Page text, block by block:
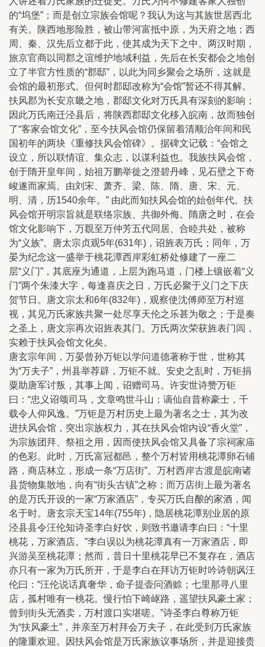
的“坞堡”；而是创立宗族会馆呢？我认为这与其族世居西北
有关。陕西地形险胜，被山带河富抵中原，为天府之地；西
周、秦、汉先后立都于此，使其成为天下之中。两汉时期，
旅京官商以同郡之谊维护地域利益，先后在长安都会之地创
立了半官方性质的“郡邸”，以此为同乡聚会之场所，这就是
会馆的最初形式。但何时郡邸改称为“会馆”暂还不得其解。
扶风郡为长安京畿之地，郡邸文化对万氏具有深刻的影响；
因此万氏南迁泾县后，将陕西郡邸文化移入皖南，故而独创
了“客家会馆文化”，至今扶风会馆仍保留着清顺治年间和民
国初年的两块《重修扶风会馆碑》。据碑文记载：“会馆之
设立，所以联情谊、集众志，以谋利益也。我族扶风会馆，
创于隋开皇年间，始祖万鹏举徙之澄碧丹峰，见石壁之下奇
峻遂而家焉。由刘宋、萧齐、梁、陈、隋、唐、宋、元、
明、清，历1540余年。” 由此而知扶风会馆的始创年代。扶
风会馆开明宗旨就是联络宗族、共御外侮。隋唐之时，在会
馆文化影响下，万覠至万仲芳五代同居、合睦共处，被称
为“义族”。唐太宗贞观5年(631年)，诏旌表万氏；同年，万
晏为纪念这一盛举于桃花潭西岸彩虹桥处修建了一座二
层“义门”，其底座为通道，上层为跑马道，门楼上镶嵌着“义
门”两个朱漆大字，每逢喜庆之日，万氏必聚于义门之下庆
贺节日。唐文宗太和6年(832年)，观察使沈傅师至万村巡
视，其见万氏家族共聚一处尽享天伦之乐甚为敬之；于是奏
之圣上，唐文宗再次诏旌表其门。万氏两次荣获旌表门闾，
实赖于扶风会馆文化矣。
唐玄宗年间，万晏曾孙万钜以学问道德著称于世，世称其
为“万夫子”，州县举荐辟，万钜不就。安史之乱时，万钜捐
粟助唐军讨叛，其事上闻，诏赠司马。许安世诗赞万钜
曰：“忠义诏颂司马，文章鸣世斗山；谪仙自昔称豪士，千
载令人仰风逸。”万钜是万村历史上最为著名之士，其为改
进扶风会馆，突出宗族权力，其在扶风会馆内设“香火堂”，
为宗族团拜、祭祖之用，因而使扶风会馆又具备了宗祠家庙
的色彩。此时，万氏富冠都邑，整个万村皆用桃花潭卵石铺
路，商店林立，形成一条“万店街”。万村西岸古渡是皖南诸
县货物集散地，向有“街头古镇”之称；而万店街上最为著名
的是万氏开设的一家“万家酒店”，专买万氏自酿的家酒，闻
名于时。唐玄宗天宝14年(755年)，隐居桃花潭别业居的原
泾县县令汪伦知诗圣李白好饮，则致书邀请李白曰：“十里
桃花，万家酒店。”李白误以为桃花潭真有一万家酒店，即
兴游吴至桃花潭；然而，昔日十里桃花早已不复存在，酒店
亦只有一家为万氏所开，于是李白在拜访万钜时吟诗朝讽汪
伦曰：“汪伦说话真奢华，命子提壶问酒赊；七里那寻八里
店，孤村唯有一桃花。慢行怕下崎岖路，遥望扶风豪土家；
曾到街头无酒卖，万村渡口实堪嗟。”诗圣李白尊称万钜
为“扶风豪土”，并亲至万村拜会万夫子，在此受到万氏家族
的隆重欢迎。因扶风会馆是万氏家族议事场所，并是迎接贵